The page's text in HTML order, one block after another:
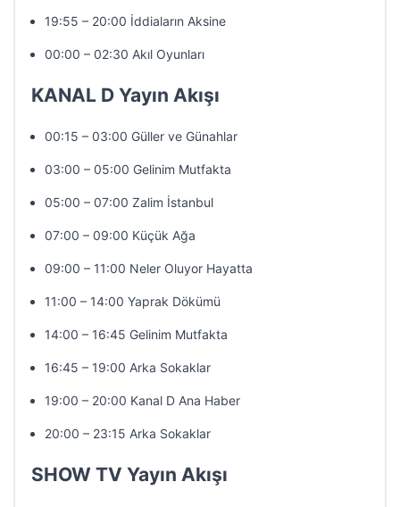
19:55 – 20:00 İddiaların Aksine
00:00 – 02:30 Akıl Oyunları
KANAL D Yayın Akışı
00:15 – 03:00 Güller ve Günahlar
03:00 – 05:00 Gelinim Mutfakta
05:00 – 07:00 Zalim İstanbul
07:00 – 09:00 Küçük Ağa
09:00 – 11:00 Neler Oluyor Hayatta
11:00 – 14:00 Yaprak Dökümü
14:00 – 16:45 Gelinim Mutfakta
16:45 – 19:00 Arka Sokaklar
19:00 – 20:00 Kanal D Ana Haber
20:00 – 23:15 Arka Sokaklar
SHOW TV Yayın Akışı